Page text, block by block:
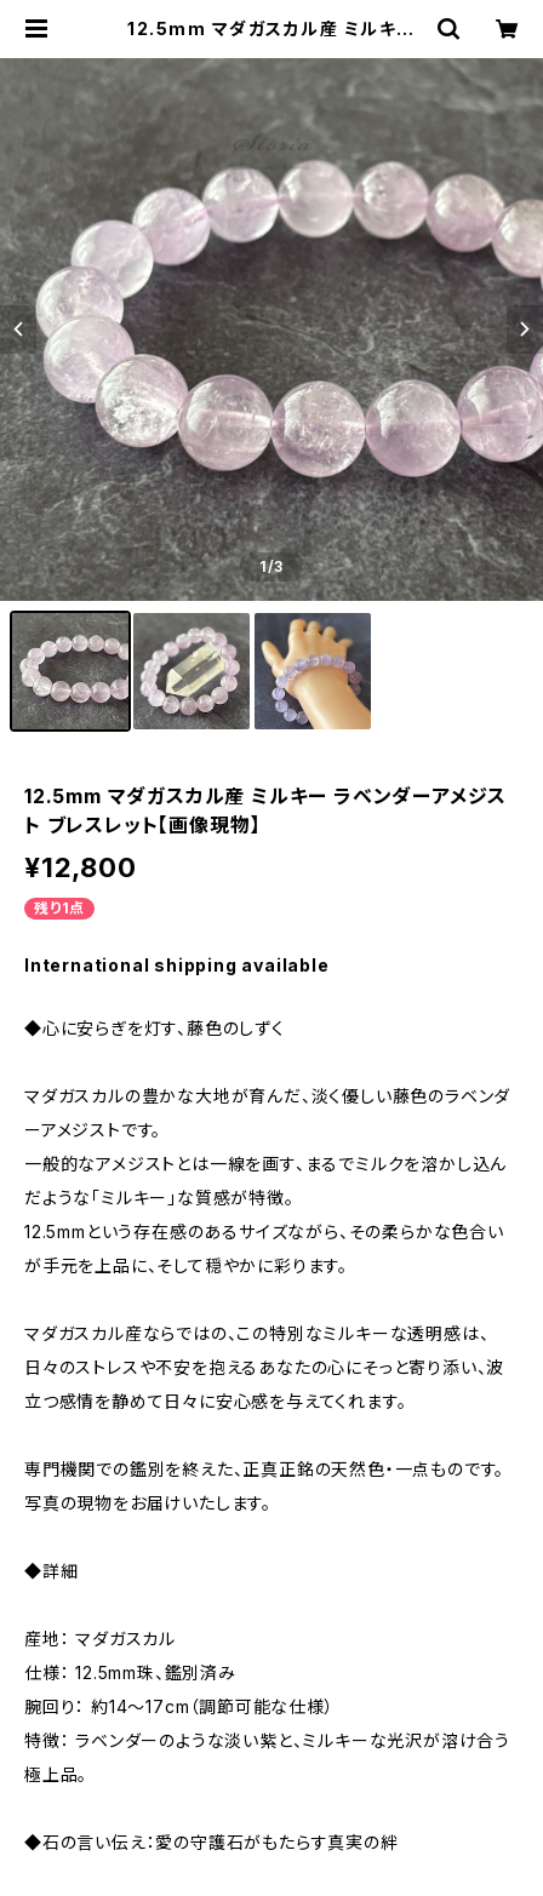
12.5mm マダガスカル産 ミルキー
【画像現物】 | storia
1/3
12.5mm マダガスカル産 ミルキー ラベンダーアメジス
ト ブレスレット【画像現物】
¥12,800
残り1点
International shipping available
◆心に安らぎを灯す、藤色のしずく
マダガスカルの豊かな大地が育んだ、淡く優しい藤色のラベンダ
ーアメジストです。
一般的なアメジストとは一線を画す、まるでミルクを溶かし込ん
だような「ミルキー」な質感が特徴。
12.5mmという存在感のあるサイズながら、その柔らかな色合い
が手元を上品に、そして穏やかに彩ります。
マダガスカル産ならではの、この特別なミルキーな透明感は、
日々のストレスや不安を抱えるあなたの心にそっと寄り添い、波
立つ感情を静めて日々に安心感を与えてくれます。
専門機関での鑑別を終えた、正真正銘の天然色・一点ものです。
写真の現物をお届けいたします。
◆詳細
産地： マダガスカル
仕様： 12.5mm珠、鑑別済み
腕回り： 約14～17cm（調節可能な仕様）
特徴： ラベンダーのような淡い紫と、ミルキーな光沢が溶け合う
極上品。
◆石の言い伝え：愛の守護石がもたらす真実の絆